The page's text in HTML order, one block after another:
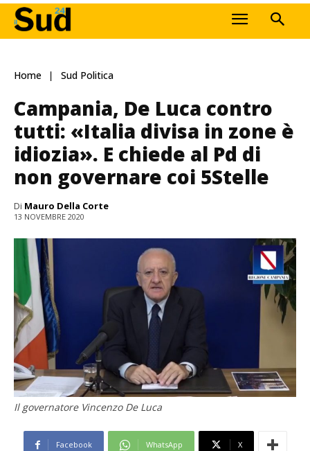
Home Sud Politica
Campania, De Luca contro
tutti: «Italia divisa in zone è
idiozia». E chiede al Pd di
non governare coi 5Stelle
Di Mauro Della Corte
13 NOVEMBRE 2020
Il governatore Vincenzo De Luca
Facebook WhatsApp X